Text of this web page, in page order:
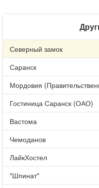
Северный замок
Саранск
Мордовия
Гостиница Саранск (ОАО)
Вастома
Чемоданов
ЛайкХостел
"Шпинат"